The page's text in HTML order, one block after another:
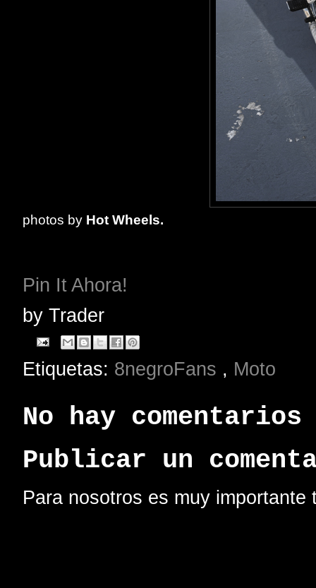
photos by Hot Wheels.
Pin It Ahora!
by Trader
Etiquetas: 8negroFans , Moto
No hay
Publicar un
Para nosotros es muy